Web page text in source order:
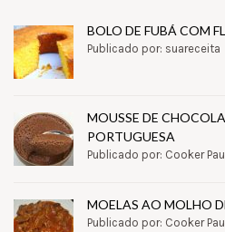
BOLO DE FUBÁ COM
Publicado por: suareceita
MOUSSE DE
PORTUGUESA
Publicado por: Cooker
MOELAS AO MOLHO
Publicado por: Cooker